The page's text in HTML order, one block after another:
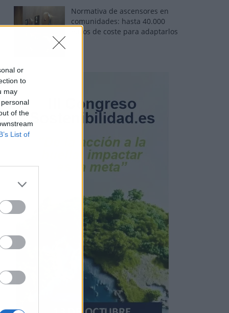
or
to
may
of the
List of
Normativa de ascensores en
comunidades: hasta 40.000
euros de coste para adaptarlos